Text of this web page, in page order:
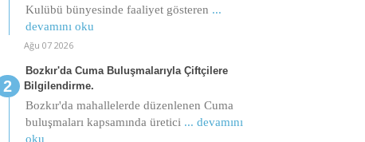
Kulübü bünyesinde faaliyet gösteren ...
devamını oku
Ağu 07 2026
Bozkır'da Cuma Buluşmalarıyla Çiftçilere
Bilgilendirme.
Bozkır'da mahallelerde düzenlenen Cuma
buluşmaları kapsamında üretici ... devamını
oku